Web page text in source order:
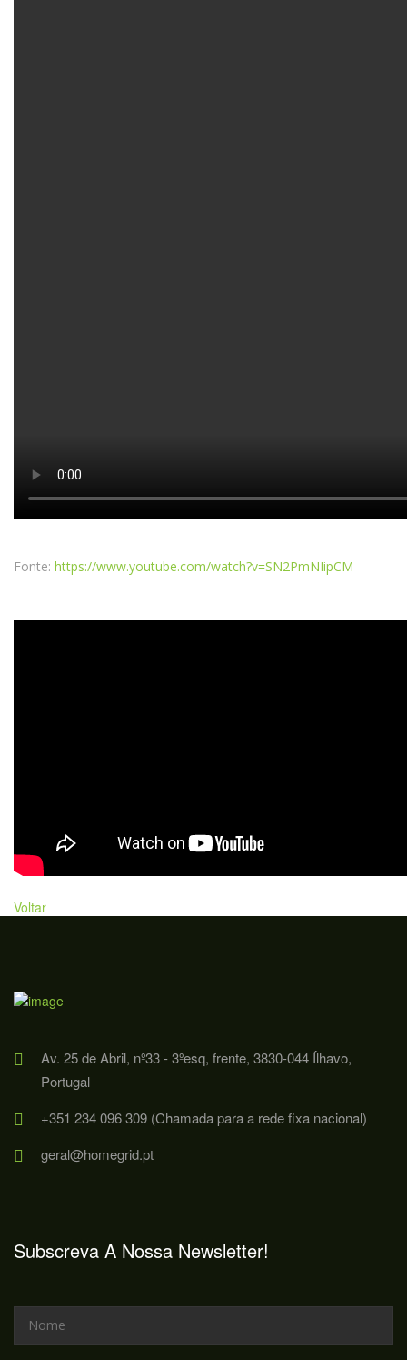
Fonte: https://www.youtube.com/watch?v=SN2PmNIipCM
Voltar
Av. 25 de Abril, nº33 - 3ºesq, frente, 3830-044 Ílhavo,
Portugal
+351 234 096 309 (Chamada para a rede fixa nacional)
geral@homegrid.pt
Subscreva A Nossa Newsletter!